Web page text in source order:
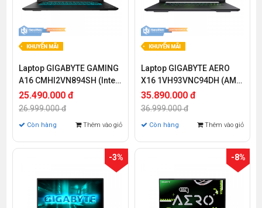
Laptop GIGABYTE GAMING
A16 CMHI2VN894SH (Intel
Core i7-13620H | RTX 4050
6GB | 16 inch IPS WUXGA |
25.490.000 đ
26.999.000 đ
Còn hàng Thêm vào giỏ
Laptop GIGABYTE AERO
X16 1VH93VNC94DH (AMD
Ryzen AI 7 350 | RTX 5060
8GB GDDR7 | 16 inch
Windows 11 Home SL |
Trắng)
35.890.000 đ
36.999.000 đ
Còn hàng Thêm vào giỏ
-3% -8%